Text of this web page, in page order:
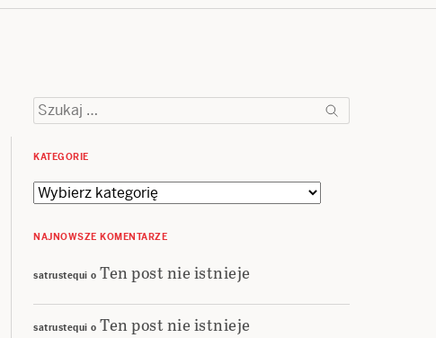
Szukaj:
KATEGORIE
Kategorie
NAJNOWSZE KOMENTARZE
satrustequi o Ten post nie istnieje
satrustequi o Ten post nie istnieje